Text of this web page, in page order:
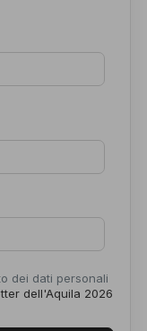
dei dati personali
dell'Aquila 2026